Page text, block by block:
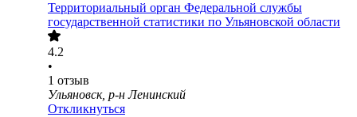
Территориальный орган Федеральной службы
государственной статистики по Ульяновской области
4.2
•
1 отзыв
Ульяновск, р-н Ленинский
Откликнуться